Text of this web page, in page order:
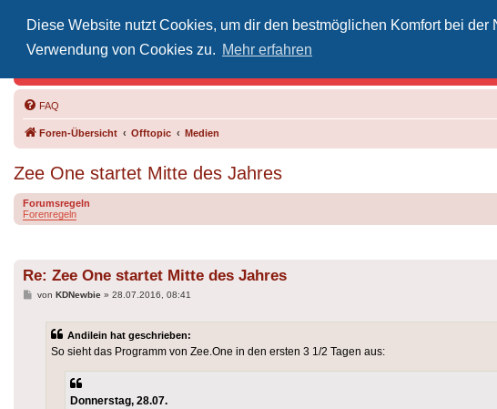
Diese Website nutzt Cookies, um dir den bestmöglichen Komfort bei
Verwendung von Cookies zu. Mehr erfahren
FAQ
Foren-Übersicht Offtopic Medien
Zee One startet Mitte des Jahres
Forumsregeln
Forenregeln
Re: Zee One startet Mitte des Jahres
Beitrag
von KDNewbie» 28.07.2016, 08:41
Andilein hat geschrieben:
So sieht das Programm von Zee.One in den ersten 3 1/2 Tagen aus:
Donnerstag, 28.07.